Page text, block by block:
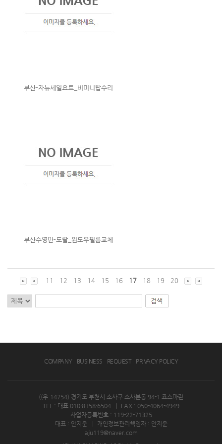
부산-자뉴세일요트_비미니탑수리
부산수영만-도랄_윈도우필름교체
11 12 13 14 15 16 17 18 19 20
COMPANY BUSINESS REQUEST PRIVACY POLICY
((우.14754) 경기도 부천시 소사구 소사본동 94-1 죠스마린
TEL : 대표 010·8358·6504
FAX : 050-4064-4949
사업자등록번호 : 119-22-71325
대표 : 안지운
개인정보관리책임자 : 안지운
aju119@naver.com